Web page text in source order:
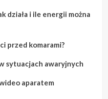
działa i ile energii można
przed komarami?
sytuacjach awaryjnych
aparatem